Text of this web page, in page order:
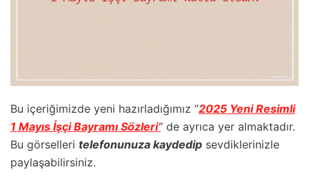
Bu içeriğimizde yeni hazırladığımız ”2025 Yeni Resimli
1 Mayıs İşçi Bayramı Sözleri’‘ de ayrıca yer almaktadır.
Bu görselleri telefonunuza kaydedip sevdiklerinizle
paylaşabilirsiniz.